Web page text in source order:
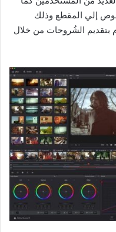
إلي المقطع وذلك
بتقديم الشُروحات من خلال